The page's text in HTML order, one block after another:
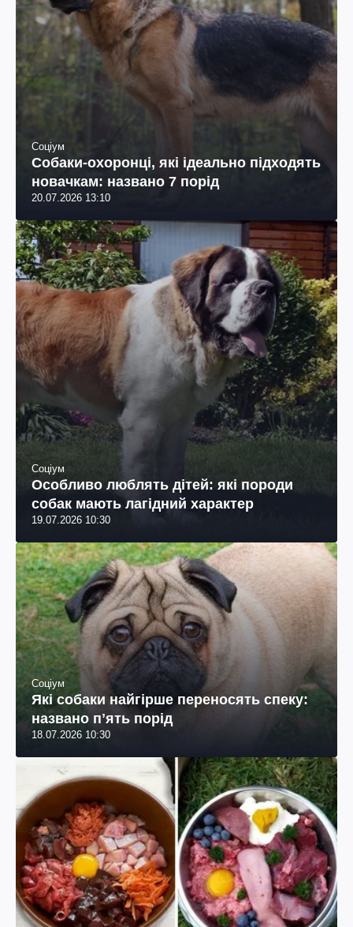
Соціум
Собаки-охоронці, які ідеально підходять
новачкам: названо 7 порід
20.07.2026 13:10
Соціум
Особливо люблять дітей: які породи
собак мають лагідний характер
19.07.2026 10:30
Соціум
Які собаки найгірше переносять спеку:
названо пʼять порід
18.07.2026 10:30